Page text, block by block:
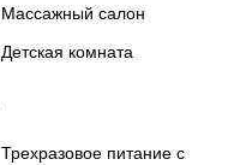
Массажный салон
Детская комната
Трехразовое питание с